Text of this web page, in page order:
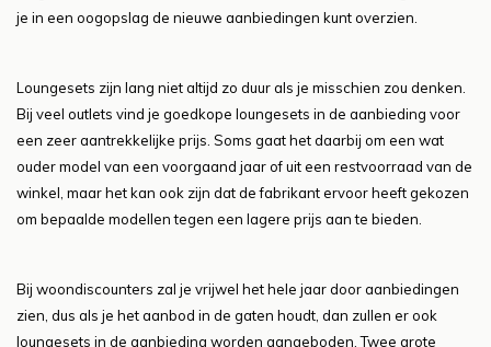
je in een oogopslag de nieuwe aanbiedingen kunt overzien.
Loungesets zijn lang niet altijd zo duur als je misschien zou denken.
Bij veel outlets vind je goedkope loungesets in de aanbieding voor
een zeer aantrekkelijke prijs. Soms gaat het daarbij om een wat
ouder model van een voorgaand jaar of uit een restvoorraad van de
winkel, maar het kan ook zijn dat de fabrikant ervoor heeft gekozen
om bepaalde modellen tegen een lagere prijs aan te bieden.
Bij woondiscounters zal je vrijwel het hele jaar door aanbiedingen
zien, dus als je het aanbod in de gaten houdt, dan zullen er ook
loungesets in de aanbieding worden aangeboden. Twee grote